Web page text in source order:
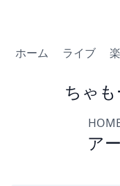
ホーム ライブ
ちゃ
ア